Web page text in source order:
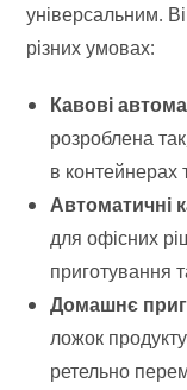
універсальним.
різних умовах:
Кавові
розроблена
в контейнерах
Автоматичні
для офісних
приготування
Домашнє
ложок
ретельно